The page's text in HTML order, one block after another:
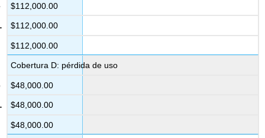
$112,000.00
$112,000.00
$112,000.00
Cobertura D: pérdida de uso
$48,000.00
$48,000.00
$48,000.00